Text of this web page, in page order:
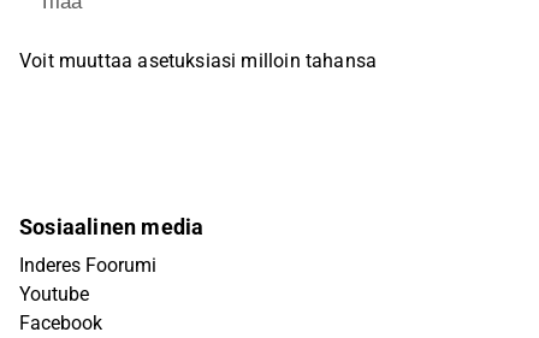
Voit muuttaa asetuksiasi milloin tahansa
Sosiaalinen media
Inderes Foorumi
Youtube
Facebook